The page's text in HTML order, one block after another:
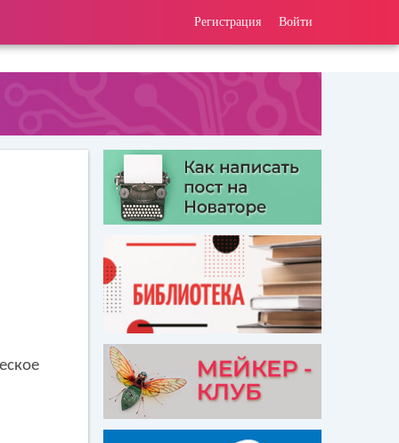
Регистрация Войти